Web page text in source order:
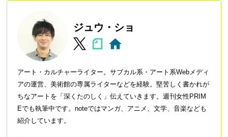
ジュウ・ショ
アート・カルチャーライター。サブカル系・アート系Webメディ
アの運営、美術館の専属ライターなどを経験。堅苦しく書かれが
ちなアートを「深くたのしく」伝えていきます。週刊女性PRIM
Eでも執筆中です。noteではマンガ、アニメ、文学、音楽なども
紹介しています。